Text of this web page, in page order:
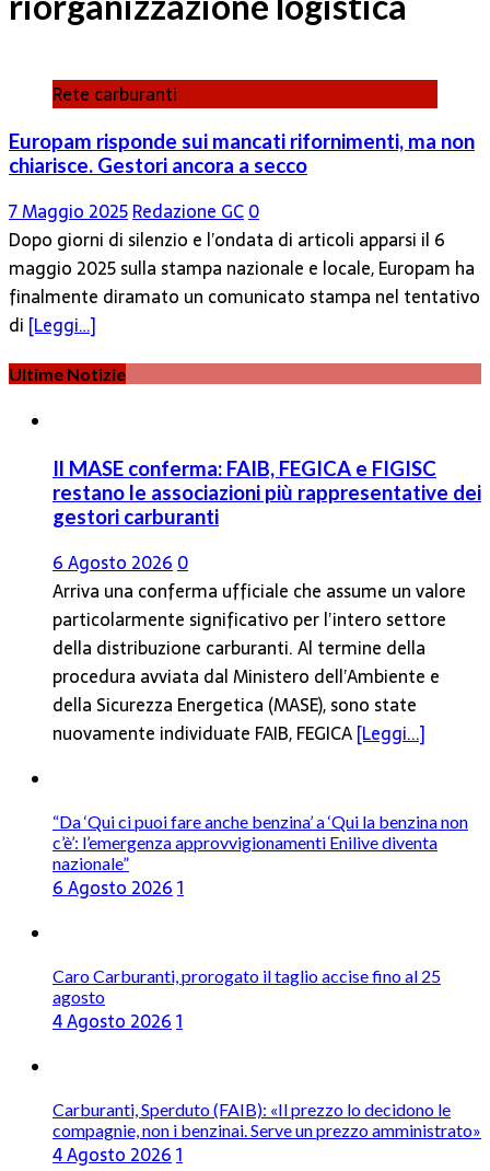
Rete carburanti
Europam risponde sui mancati rifornimenti, ma non
chiarisce. Gestori ancora a secco
7 Maggio 2025Redazione GC0
Dopo giorni di silenzio e l’ondata di articoli apparsi il 6
maggio 2025 sulla stampa nazionale e locale, Europam ha
finalmente diramato un comunicato stampa nel tentativo
di [Leggi…]
Ultime Notizie
Il MASE conferma: FAIB, FEGICA e FIGISC
restano le associazioni più rappresentative dei
gestori carburanti
6 Agosto 20260
Arriva una conferma ufficiale che assume un valore
particolarmente significativo per l’intero settore
della distribuzione carburanti. Al termine della
procedura avviata dal Ministero dell’Ambiente e
della Sicurezza Energetica (MASE), sono state
nuovamente individuate FAIB, FEGICA[Leggi...]
“Da ‘Qui ci puoi fare anche benzina’ a ‘Qui la benzina non
c’è’: l’emergenza approvvigionamenti Enilive diventa
nazionale”
6 Agosto 20261
Caro Carburanti, prorogato il taglio accise fino al 25
agosto
4 Agosto 20261
Carburanti, Sperduto (FAIB): «Il prezzo lo decidono le
compagnie, non i benzinai. Serve un prezzo amministrato»
4 Agosto 20261